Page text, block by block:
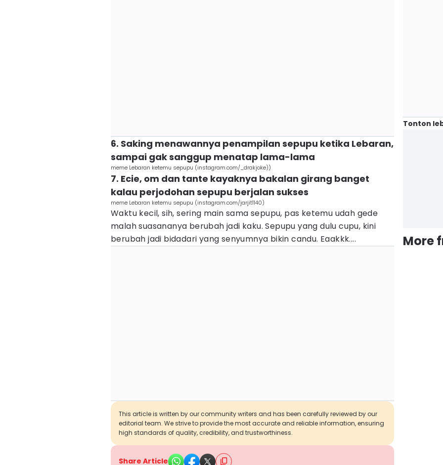
6. Saking menawannya penampilan sepupu ketika Lebaran,
sampai gak sanggup menatap lama-lama
meme Lebaran ketemu sepupu (instagram.com/_drakjoke))
7. Ecie, om dan tante kayaknya bakalan girang banget
kalau perjodohan sepupu berjalan sukses
meme Lebaran ketemu sepupu (instagram.com/jarjit1140)
Waktu kecil, sih, sering main sama sepupu, pas ketemu udah gede
malah suasananya berubah jadi kaku. Sepupu yang dulu cupu, kini
berubah jadi bidadari yang senyumnya bikin candu. Eaakkk....
This article is written by our community writers and has been carefully reviewed by our
editorial team. We strive to provide the most accurate and reliable information, ensuring
high standards of quality, credibility, and trustworthiness.
Share Article
Tonton
More